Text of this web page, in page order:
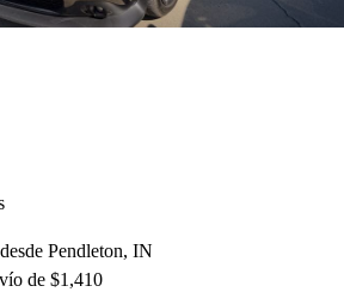
Pendleton, IN
de $1,410